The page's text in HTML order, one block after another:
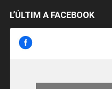
L’ÚLTIM A FACEBOOK